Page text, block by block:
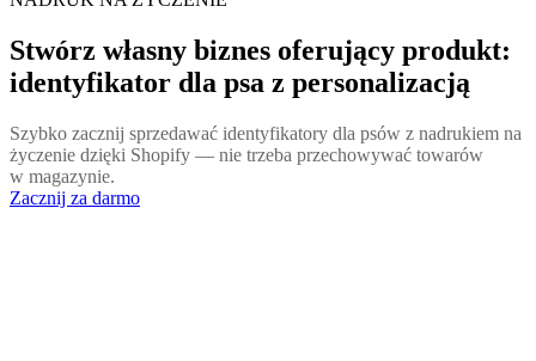
Stwórz własny biznes oferujący produkt:
identyfikator dla psa z personalizacją
Szybko zacznij sprzedawać identyfikatory dla psów z nadrukiem na
życzenie dzięki Shopify — nie trzeba przechowywać towarów
w magazynie.
Zacznij za darmo